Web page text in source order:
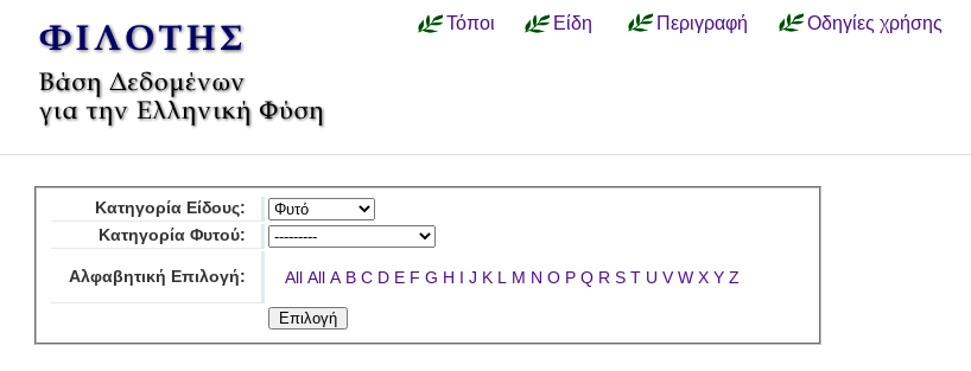
Τόποι Είδη Περιγραφή Οδηγίες χρήσης
Κατηγορία Είδους:
Κατηγορία Φυτού:
Αλφαβητική Επιλογή: All All A B C D E F G H I J K L M N O P Q R S T U V W X Y Z